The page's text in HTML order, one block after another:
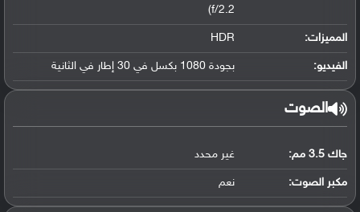
f/2.2)
المميزات: HDR
الفيديو: بجودة 1080 بكسل في 30 إطار في الثانية
الصوت
جاك 3.5 مم: غير محدد
مكبر الصوت: نعم